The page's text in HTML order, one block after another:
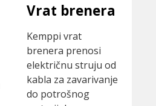
Vrat brenera
Kemppi vrat
brenera prenosi
električnu struju od
kabla za zavarivanje
do potrošnog